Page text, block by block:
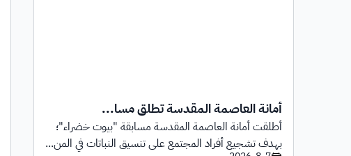
أمانة العاصمة المقدسة تطلق مسا...
أطلقت أمانة العاصمة المقدسة مسابقة "بيوت خضراء"؛
بهدف تشجيع أفراد المجتمع على تنسيق النباتات في المن...